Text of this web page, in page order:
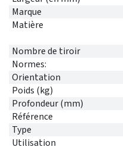
Marque
Matière
Nombre de tiroir
Normes:
Orientation
Poids (kg)
Profondeur (mm)
Référence
Type
Utilisation